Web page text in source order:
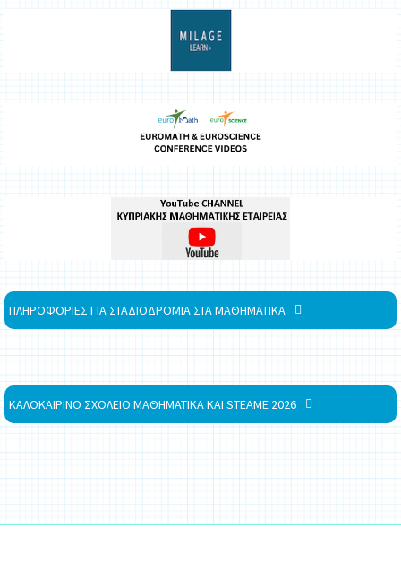
ΠΛΗΡΟΦΟΡΙΕΣ ΓΙΑ ΣΤΑΔΙΟΔΡΟΜΙΑ ΣΤΑ ΜΑΘΗΜΑΤΙΚΑ
ΚΑΛΟΚΑΙΡΙΝΟ ΣΧΟΛΕΙΟ ΜΑΘΗΜΑΤΙΚΑ ΚΑΙ STEAME 2026